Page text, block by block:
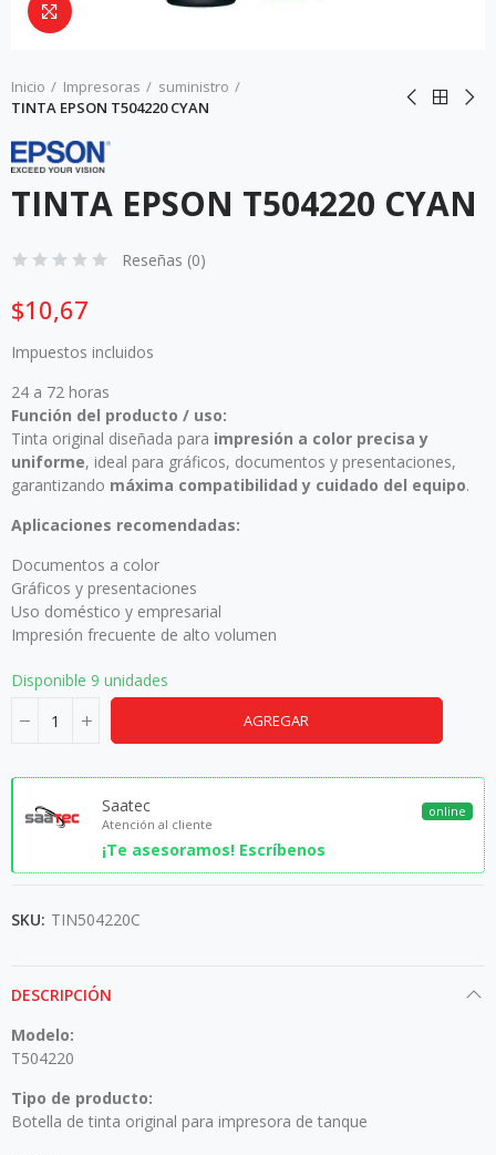
Da click para agrandar
Inicio Impresoras
suministro
TINTA EPSON T504220 CYAN
TINTA EPSON T504220 CYAN
Reseñas (0)
$10,67
Impuestos incluidos
24 a 72 horas
Función del producto / uso:
Tinta original diseñada para impresión a color precisa y
uniforme, ideal para gráficos, documentos y presentaciones,
garantizando máxima compatibilidad y cuidado del equipo.
Aplicaciones recomendadas:
Documentos a color
Gráficos y presentaciones
Uso doméstico y empresarial
Impresión frecuente de alto volumen
Disponible 9 unidades
AGREGAR
Saatec
Atención al cliente
¡Te asesoramos! Escríbenos
online
SKU: TIN504220C
DESCRIPCIÓN
Modelo:
T504220
Tipo de producto:
Botella de tinta original para impresora de tanque